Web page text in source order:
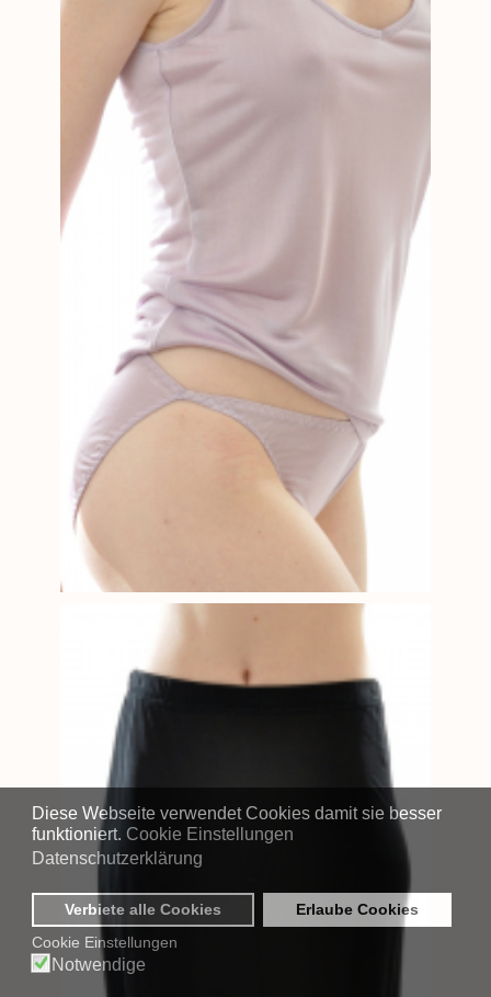
Diese Webseite verwendet Cookies damit sie besser
funktioniert. Cookie Einstellungen
Datenschutzerklärung
Verbiete alle Cookies
Erlaube Cookies
Cookie Einstellungen
Notwendige